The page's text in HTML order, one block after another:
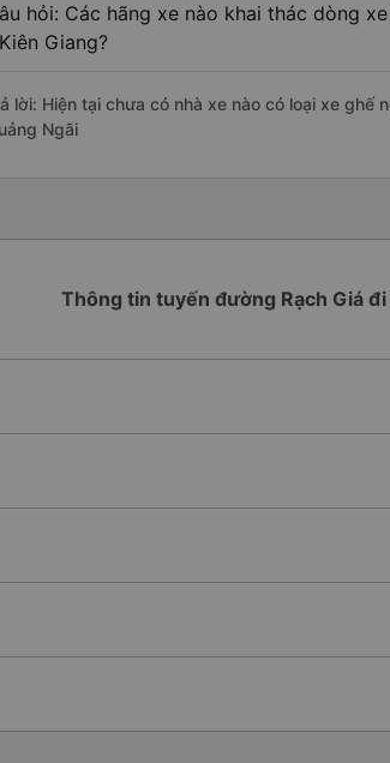
hỏi: Các hãng xe nào khai thác dòng
Giang?
lời: Hiện tại chưa có nhà xe nào có loại xe ghế
Ngãi
Thông tin tuyến đường Rạch Giá